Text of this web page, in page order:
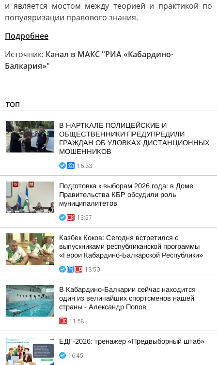
и является мостом между теорией и практикой по
популяризации правового знания.
Подробнее
Источник: Канал в МАКС "РИА «Кабардино-
Балкария»"
ТОП
В НАРТКАЛЕ ПОЛИЦЕЙСКИЕ И
ОБЩЕСТВЕННИКИ ПРЕДУПРЕДИЛИ
ГРАЖДАН ОБ УЛОВКАХ ДИСТАНЦИОННЫХ
МОШЕННИКОВ
16:33
Подготовка к выборам 2026 года: в Доме
Правительства КБР обсудили роль
муниципалитетов
15:57
Казбек Коков: Сегодня встретился с
выпускниками республиканской программы
«Герои Кабардино-Балкарской Республики»
13:50
В Кабардино-Балкарии сейчас находится
один из величайших спортсменов нашей
страны - Александр Попов
11:58
ЕДГ-2026: тренажер «Предвыборный штаб»
16:45